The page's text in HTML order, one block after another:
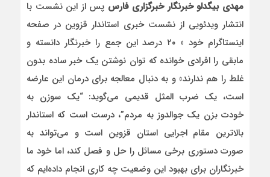
مهدی بیگدلو خبرنگار خبرگزاری فارس پس از این نشست با
انتشار ویدئویی از نشست خبری استاندار قزوین در صفحه
اینستاگرام خود « ۲۰ درصد این جمع را خبرنگار دانسته و
مابقی را افرادی خوانده که توان نوشتن یک خبر ساده بدون
غلط را هم ندارند» و به دنبال معالجه برای درمان این عارضه
است، یک ضرب المثل قدیمی می‌گوید: “یک سوزن به
خودت بزن یک جوالدوز به مردم”، درست است که استاندار
بالاترین مقام اجرایی استان قزوین است و می‌تواند به
صورت دستوری برخی مسائل را حل و فصل کند، اما خود ما
خبرنگاران برای بهبود این وضعیت چه کاری انجام داده‌ایم که